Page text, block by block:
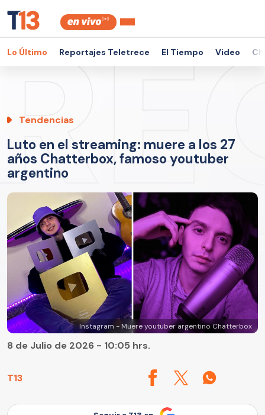
Lo Último Reportajes Teletrece El Tiempo Video
Tendencias
Luto en el streaming: muere a los 27
años Chatterbox, famoso youtuber
argentino
Instagram - Muere youtuber argentino Chatterbox
T13
8 de Julio de 2026 - 10:05 hrs.